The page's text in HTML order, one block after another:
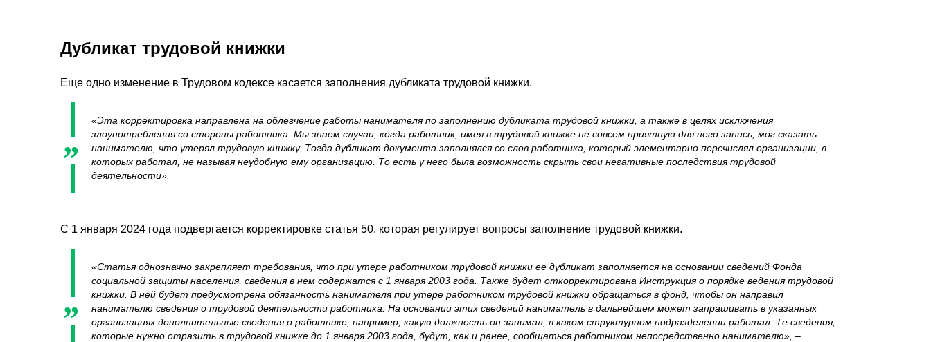
Дубликат трудовой книжки
Еще одно изменение в Трудовом кодексе касается заполнения дубликата трудовой книжки.
«Эта корректировка направлена на облегчение работы нанимателя по заполнению дубликата трудовой книжки, а также в целях исключения
злоупотребления со стороны работника. Мы знаем случаи, когда работник, имея в трудовой книжке не совсем приятную для него запись, мог сказать
нанимателю, что утерял трудовую книжку. Тогда дубликат документа заполнялся со слов работника, который элементарно перечислял организации, в
которых работал, не называя неудобную ему организацию. То есть у него была возможность скрыть свои негативные последствия трудовой
деятельности».
С 1 января 2024 года подвергается корректировке статья 50, которая регулирует вопросы заполнение трудовой книжки.
«Статья однозначно закрепляет требования, что при утере работником трудовой книжки ее дубликат заполняется на основании сведений Фонда
социальной защиты населения, сведения в нем содержатся с 1 января 2003 года. Также будет откорректирована Инструкция о порядке ведения трудовой
книжки. В ней будет предусмотрена обязанность нанимателя при утере работником трудовой книжки обращаться в фонд, чтобы он направил
нанимателю сведения о трудовой деятельности работника. На основании этих сведений наниматель в дальнейшем может запрашивать в указанных
организациях дополнительные сведения о работнике, например, какую должность он занимал, в каком структурном подразделении работал. Те сведения,
которые нужно отразить в трудовой книжке до 1 января 2003 года, будут, как и ранее, сообщаться работником непосредственно нанимателю», –